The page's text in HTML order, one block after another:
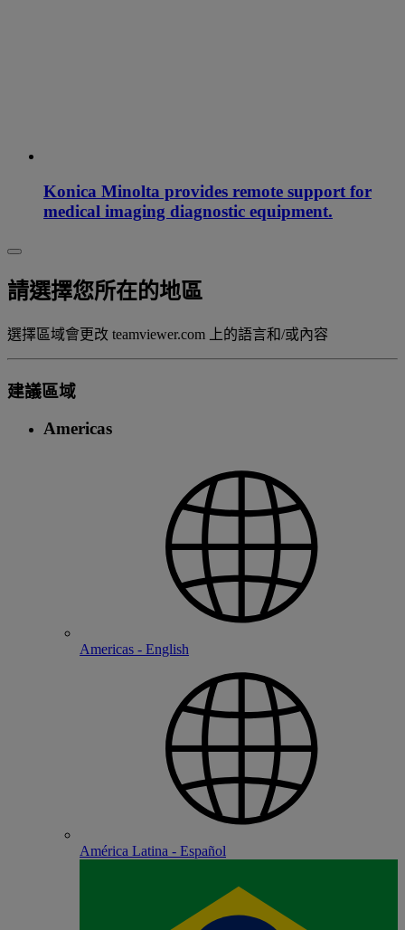
Konica Minolta provides remote support for
medical imaging diagnostic equipment.
請選擇您所在的地區
選擇區域會更改 teamviewer.com 上的語言和/或內容
建議區域
Americas
Americas - English
América Latina - Español